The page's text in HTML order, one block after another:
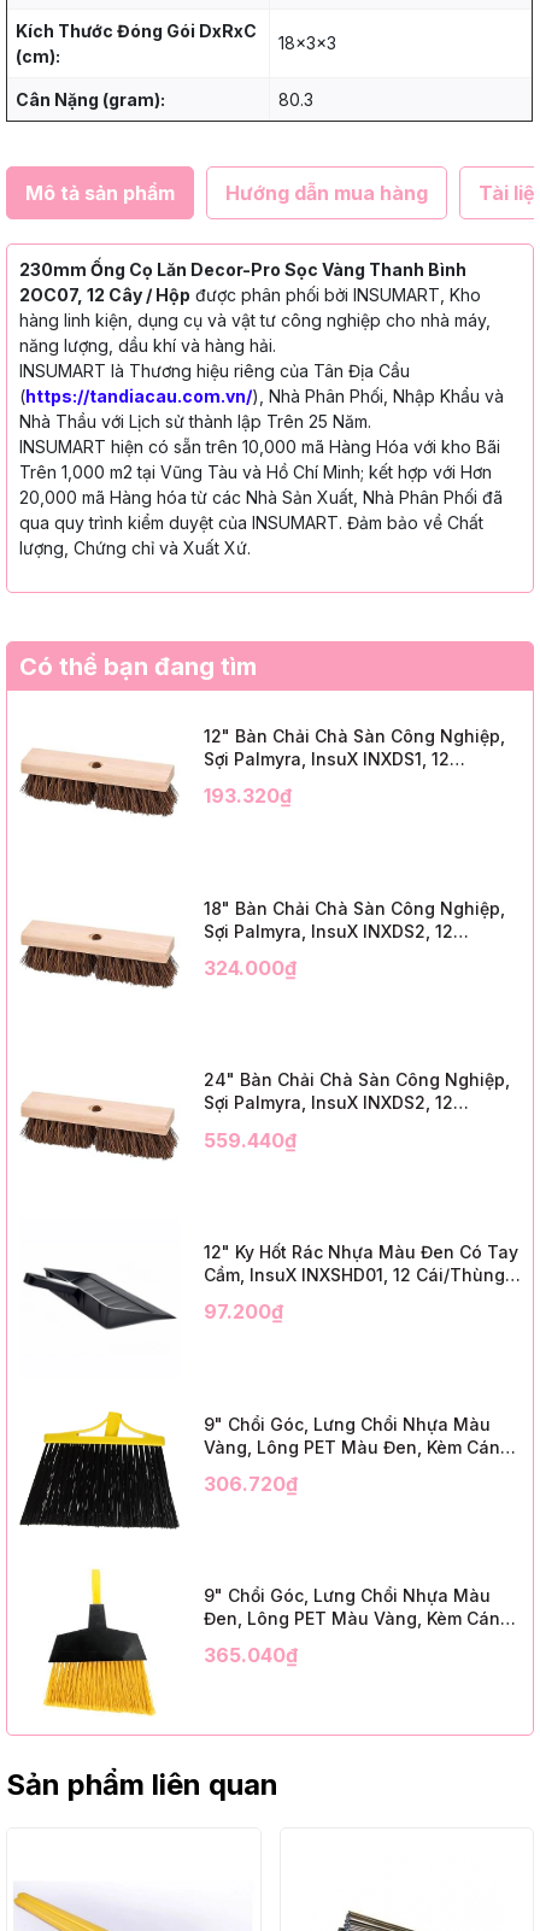
Kích Thước Đóng Gói DxRxC
(cm):
18x3x3
Cân Nặng (gram): 80.3
Mô tả sản phẩm Hướng dẫn mua hàng Tài
230mm Ống Cọ Lăn Decor-Pro Sọc Vàng Thanh Bình
2OC07, 12 Cây / Hộp được phân phối bởi INSUMART, Kho
hàng linh kiện, dụng cụ và vật tư công nghiệp cho nhà máy,
năng lượng, dầu khí và hàng hải.
INSUMART là Thương hiệu riêng của Tân Địa Cầu
(https://tandiacau.com.vn/), Nhà Phân Phối, Nhập Khẩu và
Nhà Thầu với Lịch sử thành lập Trên 25 Năm.
INSUMART hiện có sẵn trên 10,000 mã Hàng Hóa với kho Bãi
Trên 1,000 m2 tại Vũng Tàu và Hồ Chí Minh; kết hợp với Hơn
20,000 mã Hàng hóa từ các Nhà Sản Xuất, Nhà Phân Phối đã
qua quy trình kiểm duyệt của INSUMART. Đảm bảo về Chất
lượng, Chứng chỉ và Xuất Xứ.
Có thể bạn đang tìm
12" Bàn Chải Chà Sàn Công Nghiệp,
Sợi Palmyra, InsuX INXDS1, 12
Trim)
193.320₫
18" Bàn Chải Chà Sàn Công Nghiệp,
Sợi Palmyra, InsuX INXDS2, 12
Trim)
324.000₫
24" Bàn Chải Chà Sàn Công Nghiệp,
Sợi Palmyra, InsuX INXDS2, 12
3" Trim)
559.440₫
12" Ky Hốt Rác Nhựa Màu Đen Có Tay
Cầm, InsuX INXSHD01, 12 Cái/Thùng,
Black Plastic)
97.200₫
9" Chổi Góc, Lưng Chổi Nhựa Màu
Vàng, Lông PET Màu Đen, Kèm Cán
12 Bộ/Thùng (9" Angle Broom, Yellow
306.720₫
9" Chổi Góc, Lưng Chổi Nhựa Màu
Đen, Lông PET Màu Vàng, Kèm Cán
12 Bộ/Thùng (9" Angle Broom, Black
365.040₫
Sản phẩm liên quan